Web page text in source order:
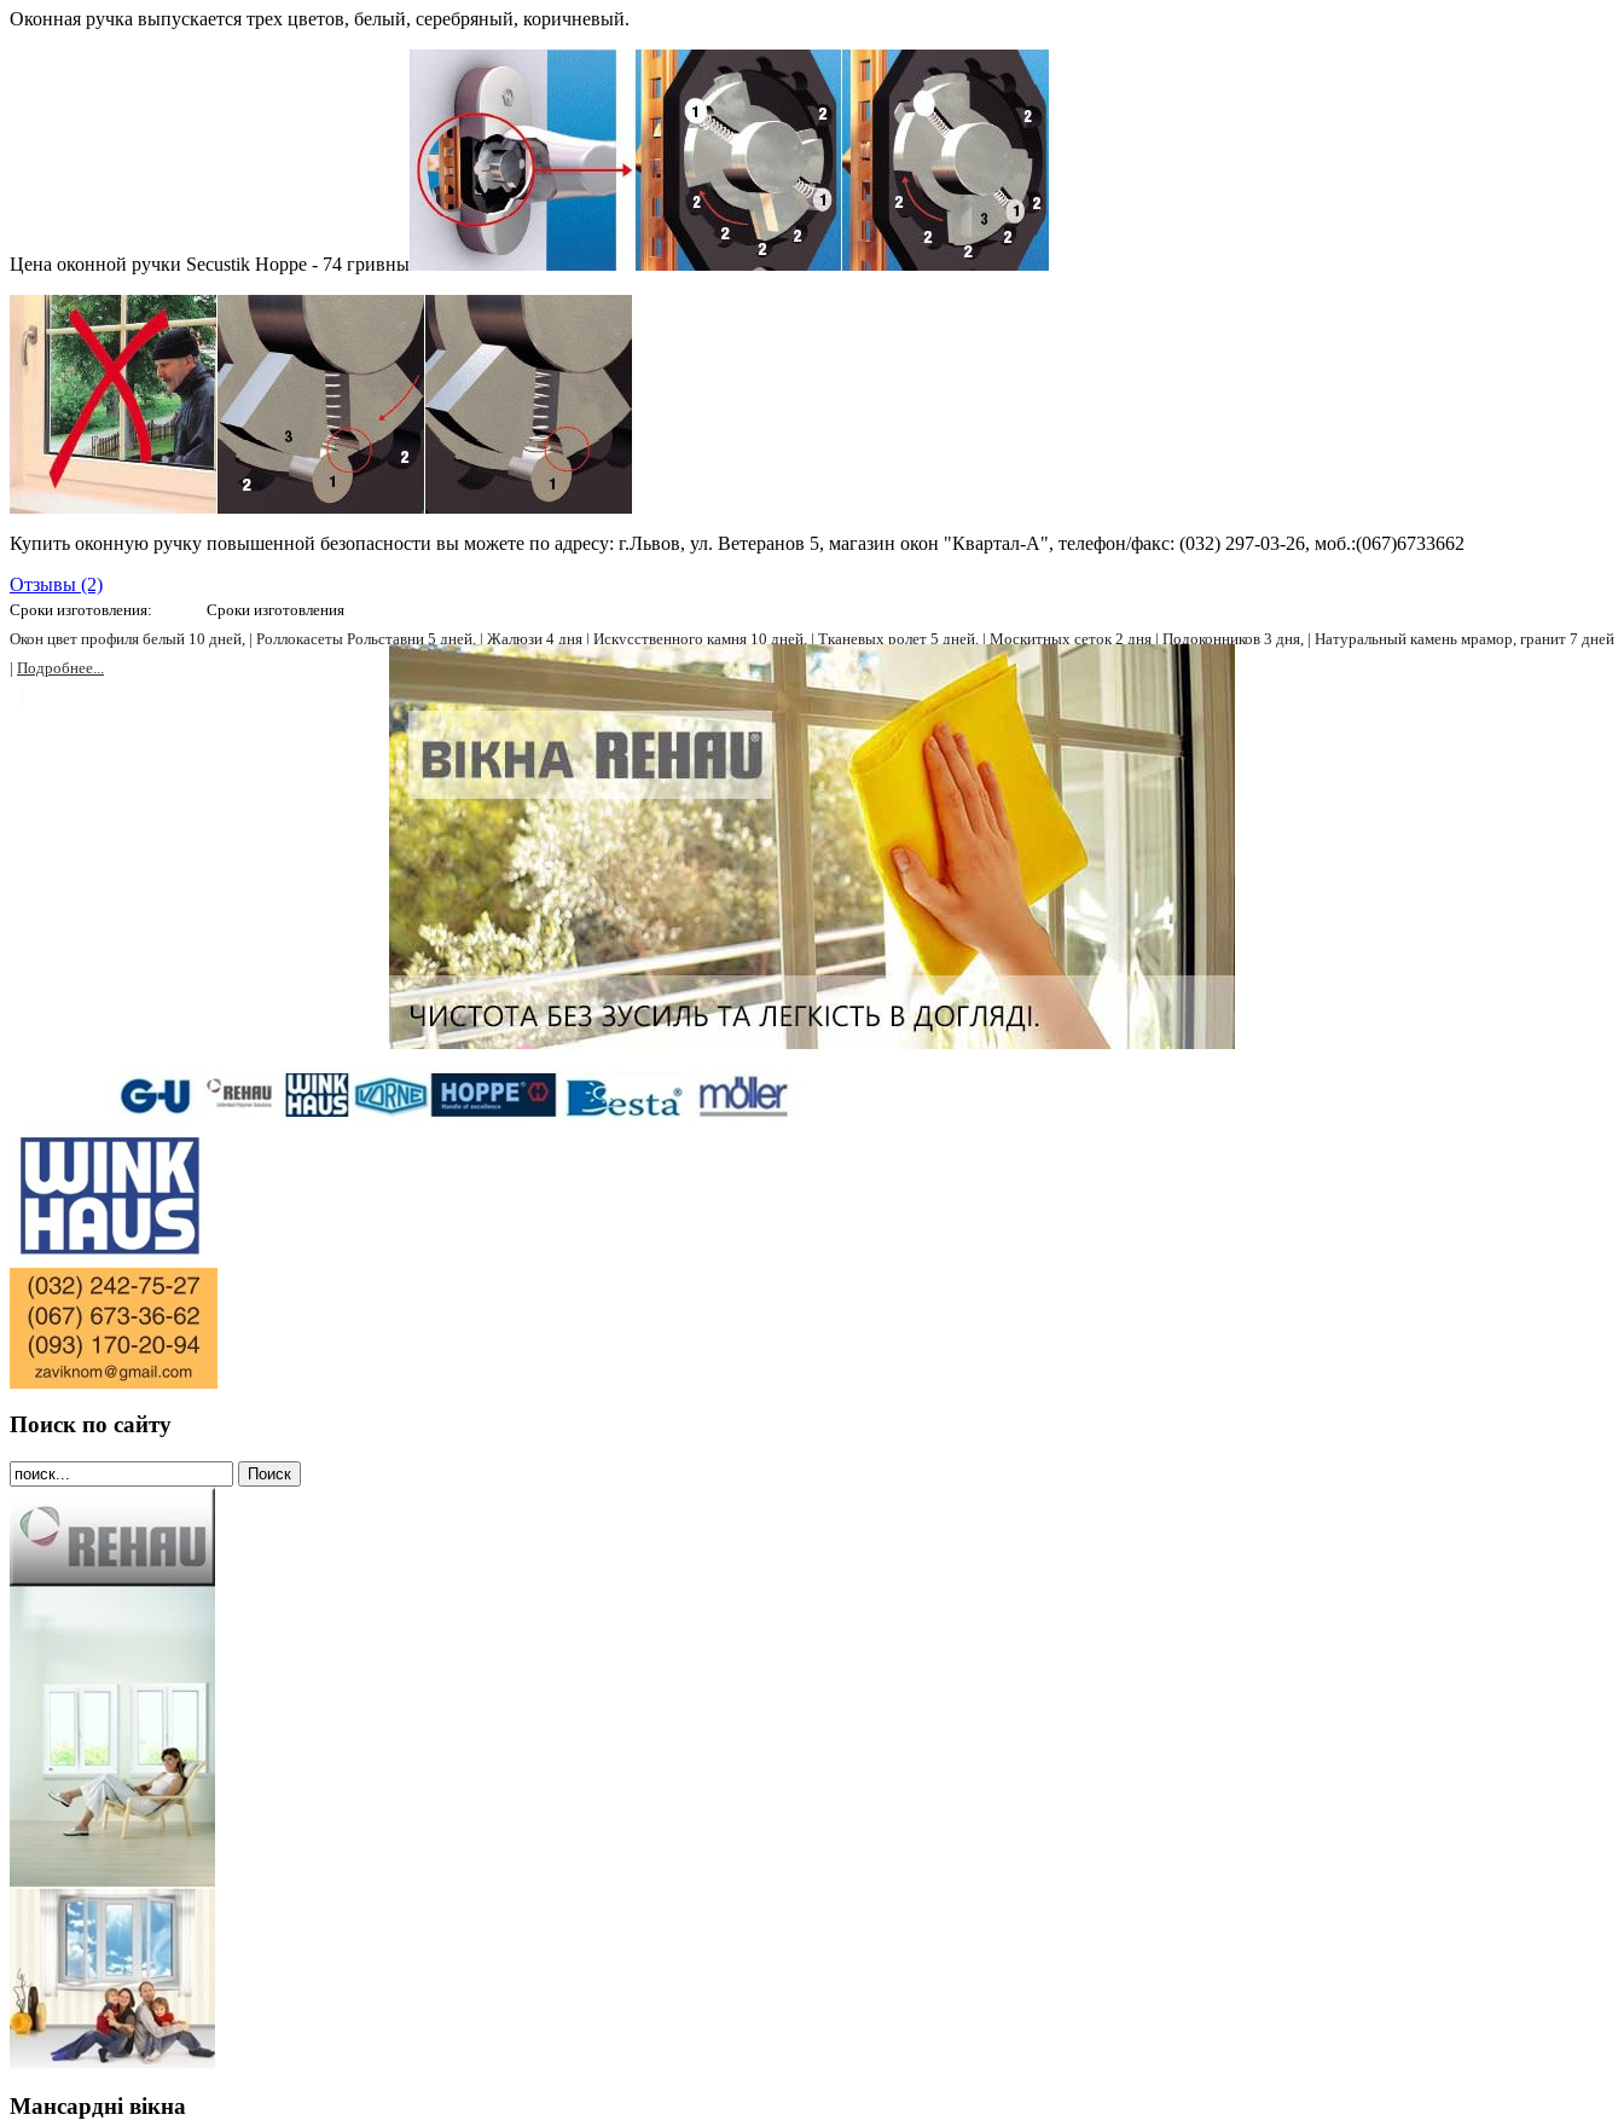
Оконная ручка выпускается трех цветов, белый, серебряный, коричневый.
Цена оконной ручки Secustik Hoppe - 74 гривны
Купить оконную ручку повышенной безопасности вы можете по адресу: г.Львов, ул. Ветеранов 5, магазин окон "Квартал-А", телефон/факс: (032) 297-03-26, моб.:(067)6733662
Отзывы (2)
Сроки изготовления:
Сроки изготовления
Окон цвет профиля белый 10 дней, | Роллокасеты Рольставни 5 дней, | Жалюзи 4 дня | Искусственного камня 10 дней, | Тканевых ролет 5 дней, | Москитных сеток 2 дня | Подоконников 3 дня, | Натуральный камень мрамор, гранит 7 дней
| Подробнее...
Поиск по сайту
Мансардні вікна